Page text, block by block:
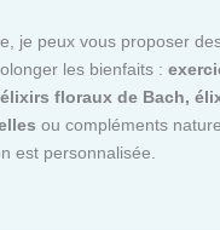
je peux vous proposer
les bienfaits :
floraux de Bach,
ou compléments
est personnalisée.